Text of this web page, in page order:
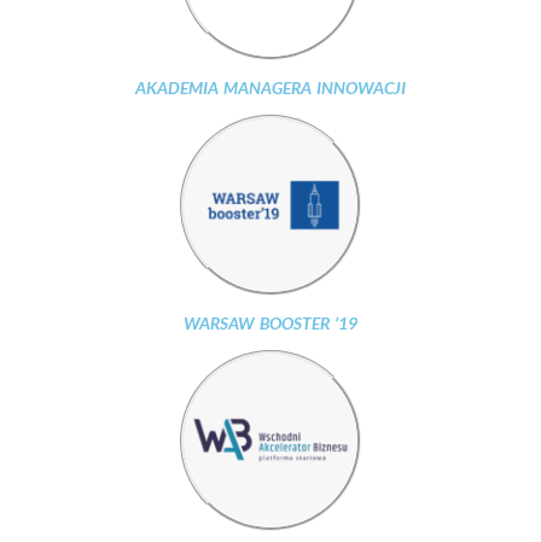
AKADEMIA MANAGERA INNOWACJI
WARSAW BOOSTER ’19